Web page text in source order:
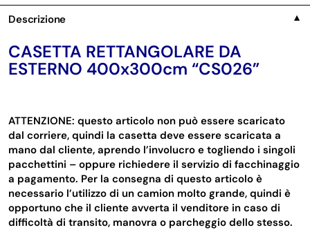
Descrizione ▼
CASETTA RETTANGOLARE DA
ESTERNO 400x300cm “CS026”
ATTENZIONE: questo articolo non può essere scaricato
dal corriere, quindi la casetta deve essere scaricata a
mano dal cliente, aprendo l’involucro e togliendo i singoli
pacchettini – oppure richiedere il servizio di facchinaggio
a pagamento. Per la consegna di questo articolo è
necessario l’utilizzo di un camion molto grande, quindi è
opportuno che il cliente avverta il venditore in caso di
difficoltà di transito, manovra o parcheggio dello stesso.